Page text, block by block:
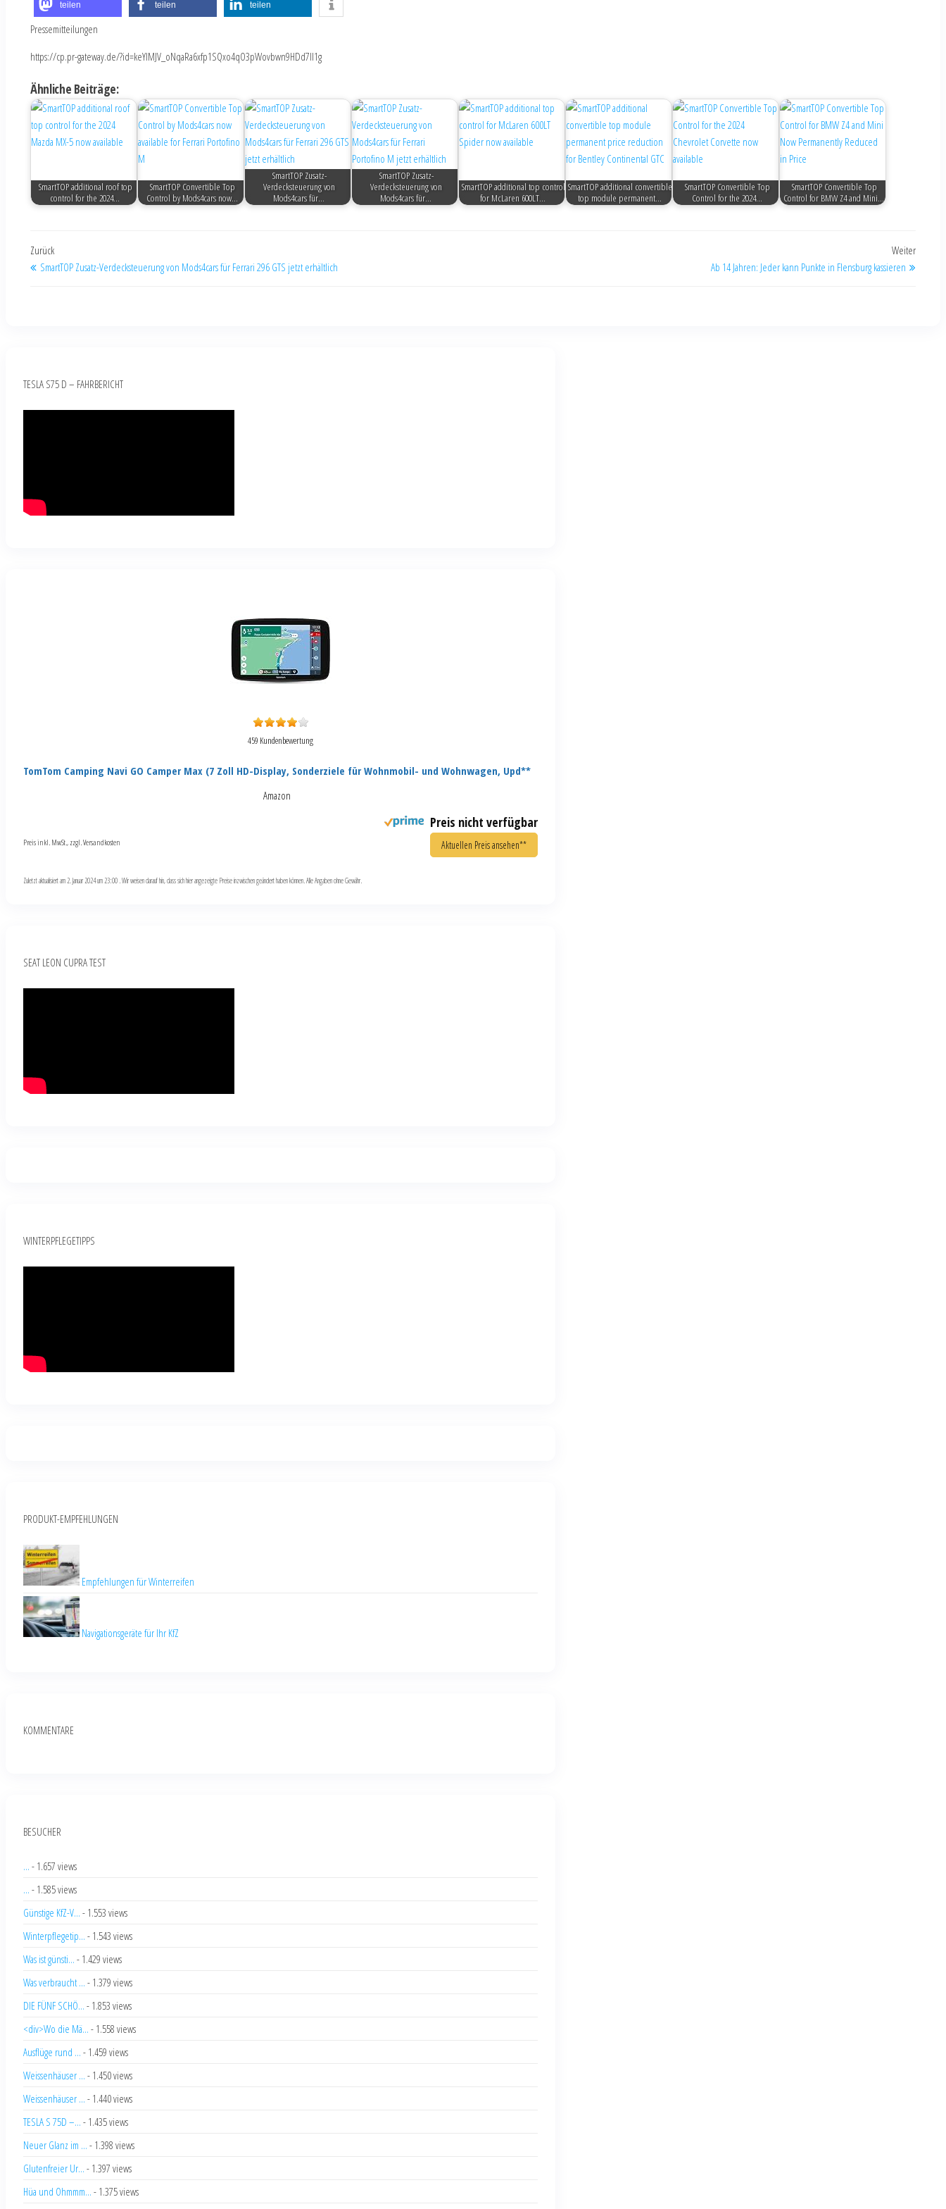
teilen teilen teilen
Pressemitteilungen
https://cp.pr-gateway.de/?id=keYlMJV_oNqaRa6xfp1SQxo4qO3pWovbwn9HDd7Il1g
Ähnliche Beiträge:
SmartTOP additional roof top
control for the 2024…
SmartTOP Convertible Top
Control by Mods4cars now…
SmartTOP Zusatz-
Verdecksteuerung von
Mods4cars für…
SmartTOP Zusatz-
Verdecksteuerung von
Mods4cars für…
SmartTOP additional top control
for McLaren 600LT…
SmartTOP additional convertible
top module permanent…
SmartTOP Convertible Top
Control for the 2024…
SmartTOP Convertible Top
Control for BMW Z4 and Mini…
Zurück
SmartTOP Zusatz-Verdecksteuerung von Mods4cars für Ferrari 296 GTS jetzt erhältlich
Weiter
Ab 14 Jahren: Jeder kann Punkte in Flensburg kassieren
TESLA S75 D – FAHRBERICHT
459 Kundenbewertung
TomTom Camping Navi GO Camper Max (7 Zoll HD-Display, Sonderziele für Wohnmobil- und Wohnwagen, Upd**
Amazon
Preis nicht verfügbar
Aktuellen Preis ansehen**
Preis inkl. MwSt., zzgl. Versandkosten
Zuletzt aktualisiert am 2. Januar 2024 um 23:00 . Wir weisen darauf hin, dass sich hier angezeigte Preise inzwischen geändert haben können. Alle Angaben ohne Gewähr.
SEAT LEON CUPRA TEST
WINTERPFLEGETIPPS
PRODUKT-EMPFEHLUNGEN
Empfehlungen für Winterreifen
Navigationsgeräte für Ihr KfZ
KOMMENTARE
BESUCHER
... - 1.657 views
... - 1.585 views
Günstige KfZ-V... - 1.553 views
Winterpflegetip... - 1.543 views
Was ist günsti... - 1.429 views
Was verbraucht ... - 1.379 views
DIE FÜNF SCHÖ... - 1.853 views
<div>Wo die Mä... - 1.558 views
Ausflüge rund ... - 1.459 views
Weissenhäuser ... - 1.450 views
Weissenhäuser ... - 1.440 views
TESLA S 75D –... - 1.435 views
Neuer Glanz im ... - 1.398 views
Glutenfreier Ur... - 1.397 views
Hüa und Ohmmm... - 1.375 views